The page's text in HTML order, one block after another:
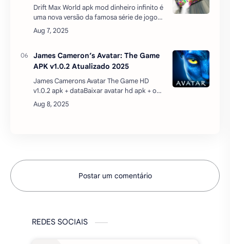
Drift Max World apk mod dinheiro infinito é
uma nova versão da famosa série de jogos
drift. Compita em corridas, drift e seja o
primeiro drifter a conquistar as ruas de
James Cameron’s Avatar: The Game
APK v1.0.2 Atualizado 2025
James Camerons Avatar The Game HD
v1.0.2 apk + dataBaixar avatar hd apk + obb
atualizado 2025, entre no mundo mais
bonito do Avatar de James Cameron
Postar um comentário
REDES SOCIAIS